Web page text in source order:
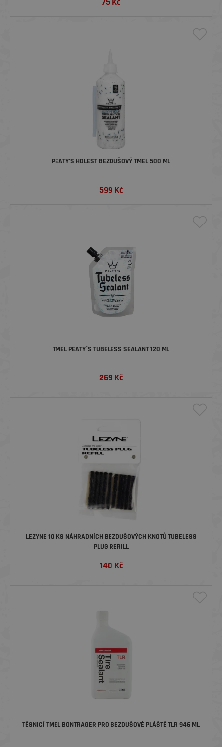
PEATY'S HOLEST BEZDUŠOVÝ TMEL 500 ML
599 Kč
TMEL PEATY´S TUBELESS SEALANT 120 ML
269 Kč
LEZYNE 10 KS NÁHRADNÍCH BEZDUŠOVÝCH KNOTŮ TUBELESS
PLUG RERILL
140 Kč
TĚSNICÍ TMEL BONTRAGER PRO BEZDUŠOVÉ PLÁŠTĚ TLR 946 ML